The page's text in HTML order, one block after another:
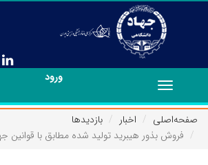
ورود
Toggle
navigation
صفحه‌اصلی
اخبار
بازدیدها
فروش بذور هیبرید تولید شده مطابق با قوانین